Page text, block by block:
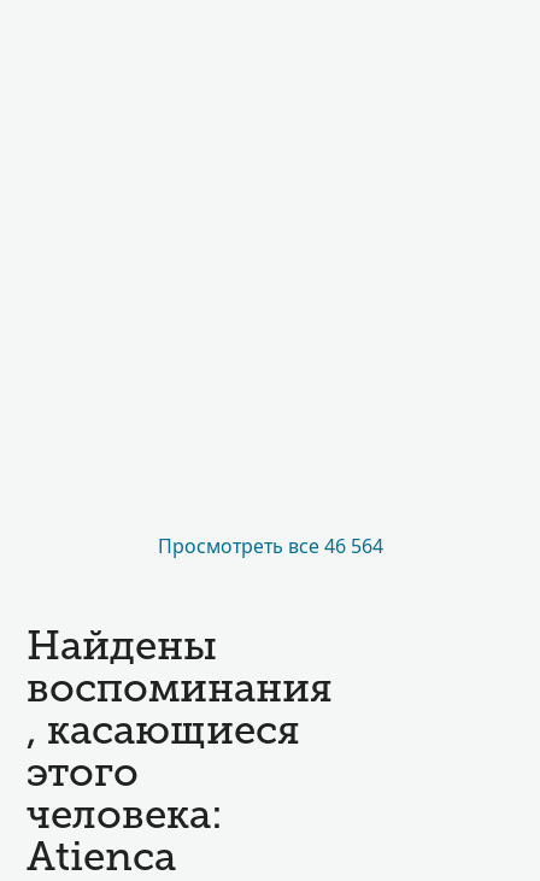
Просмотреть все 46 564
Найдены
воспоминания
, касающиеся
этого
человека:
Atienca